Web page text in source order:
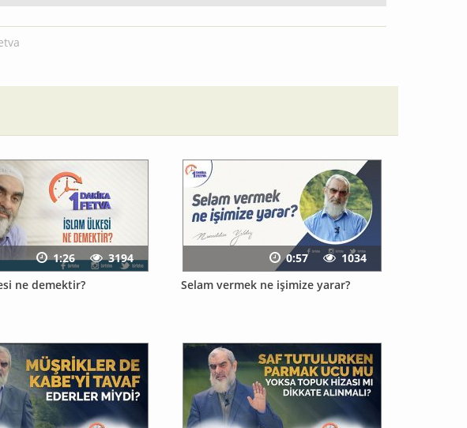
ne demektir?
1:26
3194
Selam vermek ne işimize yarar?
0:57 1034